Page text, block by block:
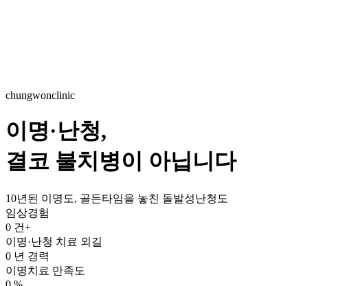
chungwonclinic
이명·난청,
결코 불치병이 아닙니다
10년된 이명도, 골든타임을 놓친 돌발성난청도
임상경험
0 건+
이명·난청 치료 외길
0 년 경력
이명치료 만족도